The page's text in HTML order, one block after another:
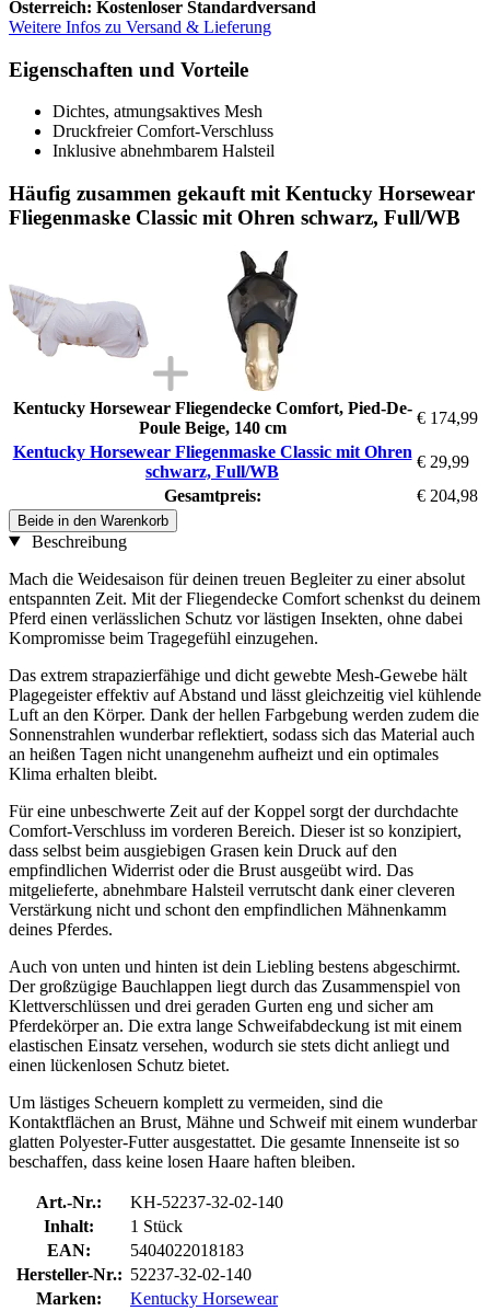
Österreich: Kostenloser Standardversand
Weitere Infos zu Versand & Lieferung
Eigenschaften und Vorteile
Dichtes, atmungsaktives Mesh
Druckfreier Comfort-Verschluss
Inklusive abnehmbarem Halsteil
Häufig zusammen gekauft mit Kentucky Horsewear
Fliegenmaske Classic mit Ohren schwarz, Full/WB
Kentucky Horsewear Fliegendecke Comfort, Pied-De-
Poule Beige, 140 cm
€ 174,99
Kentucky Horsewear Fliegenmaske Classic mit Ohren
schwarz, Full/WB
€ 29,99
Gesamtpreis:
€ 204,98
Beide in den Warenkorb
Beschreibung
Mach die Weidesaison für deinen treuen Begleiter zu einer absolut
entspannten Zeit. Mit der Fliegendecke Comfort schenkst du deinem
Pferd einen verlässlichen Schutz vor lästigen Insekten, ohne dabei
Kompromisse beim Tragegefühl einzugehen.
Das extrem strapazierfähige und dicht gewebte Mesh-Gewebe hält
Plagegeister effektiv auf Abstand und lässt gleichzeitig viel kühlende
Luft an den Körper. Dank der hellen Farbgebung werden zudem die
Sonnenstrahlen wunderbar reflektiert, sodass sich das Material auch
an heißen Tagen nicht unangenehm aufheizt und ein optimales
Klima erhalten bleibt.
Für eine unbeschwerte Zeit auf der Koppel sorgt der durchdachte
Comfort-Verschluss im vorderen Bereich. Dieser ist so konzipiert,
dass selbst beim ausgiebigen Grasen kein Druck auf den
empfindlichen Widerrist oder die Brust ausgeübt wird. Das
mitgelieferte, abnehmbare Halsteil verrutscht dank einer cleveren
Verstärkung nicht und schont den empfindlichen Mähnenkamm
deines Pferdes.
Auch von unten und hinten ist dein Liebling bestens abgeschirmt.
Der großzügige Bauchlappen liegt durch das Zusammenspiel von
Klettverschlüssen und drei geraden Gurten eng und sicher am
Pferdekörper an. Die extra lange Schweifabdeckung ist mit einem
elastischen Einsatz versehen, wodurch sie stets dicht anliegt und
einen lückenlosen Schutz bietet.
Um lästiges Scheuern komplett zu vermeiden, sind die
Kontaktflächen an Brust, Mähne und Schweif mit einem wunderbar
glatten Polyester-Futter ausgestattet. Die gesamte Innenseite ist so
beschaffen, dass keine losen Haare haften bleiben.
Art.-Nr.:
KH-52237-32-02-140
Inhalt:
1 Stück
EAN:
5404022018183
Hersteller-Nr.: 52237-32-02-140
Marken:
Kentucky Horsewear